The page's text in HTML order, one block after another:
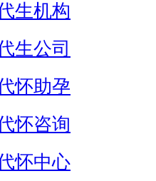
生机构
生公司
怀助孕
怀咨询
怀中心